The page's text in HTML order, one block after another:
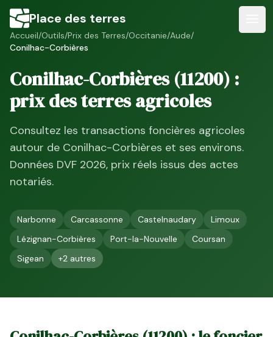
Place des terres
Accueil/Outils/Prix des Terres/Occitanie/Aude/
Conilhac-Corbières
Conilhac-Corbières(11200) :
prix des terres agricoles
Consultez les transactions foncières agricoles
autour de Conilhac-Corbières et ses environs.
Données DVF 2026, prix réels issus des actes
notariés.
Narbonne Carcassonne Castelnaudary
Limoux
Lézignan-Corbières
Port-la-Nouvelle
Coursan
Sigean
+2 autres